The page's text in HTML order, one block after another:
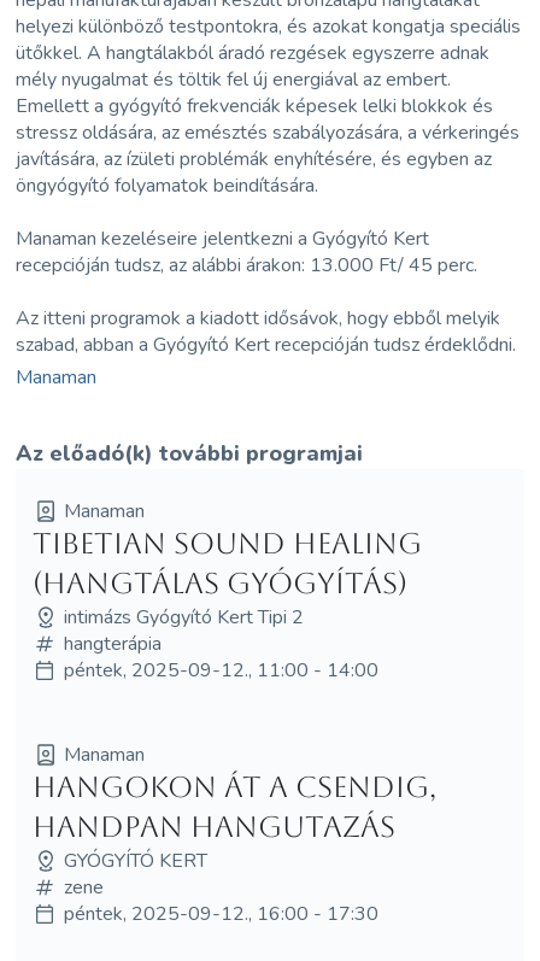
helyezi különböző testpontokra, és azokat kongatja speciális
ütőkkel. A hangtálakból áradó rezgések egyszerre adnak
mély nyugalmat és töltik fel új energiával az embert.
Emellett a gyógyító frekvenciák képesek lelki blokkok és
stressz oldására, az emésztés szabályozására, a vérkeringés
javítására, az ízületi problémák enyhítésére, és egyben az
öngyógyító folyamatok beindítására.
Manaman kezeléseire jelentkezni a Gyógyító Kert
recepcióján tudsz, az alábbi árakon: 13.000 Ft/ 45 perc.
Az itteni programok a kiadott idősávok, hogy ebből melyik
szabad, abban a Gyógyító Kert recepcióján tudsz érdeklődni.
Manaman
Az előadó(k) további programjai
Manaman
Tibetian Sound Healing
(hangtálas gyógyítás)
intimázs Gyógyító Kert Tipi 2
hangterápia
péntek, 2025-09-12., 11:00 - 14:00
Manaman
Hangokon át a Csendig,
Handpan hangutazás
GYÓGYÍTÓ KERT
zene
péntek, 2025-09-12., 16:00 - 17:30